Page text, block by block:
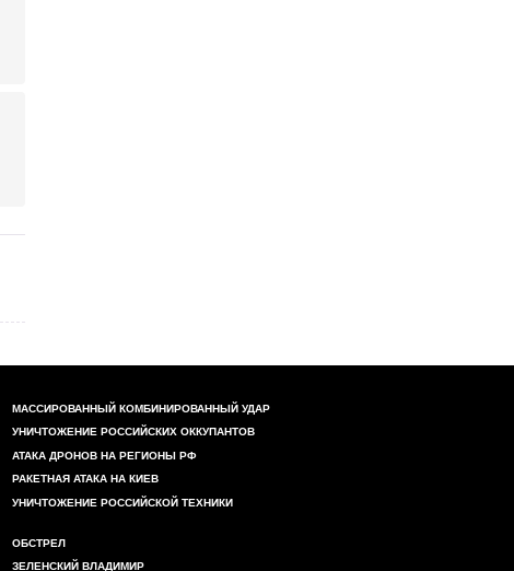
МАССИРОВАННЫЙ КОМБИНИРОВАННЫЙ УДАР
УНИЧТОЖЕНИЕ РОССИЙСКИХ ОККУПАНТОВ
АТАКА ДРОНОВ НА РЕГИОНЫ РФ
РАКЕТНАЯ АТАКА НА КИЕВ
УНИЧТОЖЕНИЕ РОССИЙСКОЙ ТЕХНИКИ
ОБСТРЕЛ
ЗЕЛЕНСКИЙ ВЛАДИМИР